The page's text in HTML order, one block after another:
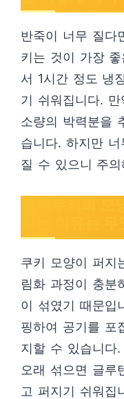
반죽이 너무 질다
키는 것이 가장
서 1시간 정도 냉
기 쉬워집니다.
소량의 박력분을
습니다. 하지만
질 수 있으니 주
쿠키 모양이 퍼지
림화 과정이 충분
이 섞였기 때문입
핑하여 공기를 포
지할 수 있습니다
오래 섞으면 글루
고 퍼지기 쉬워집